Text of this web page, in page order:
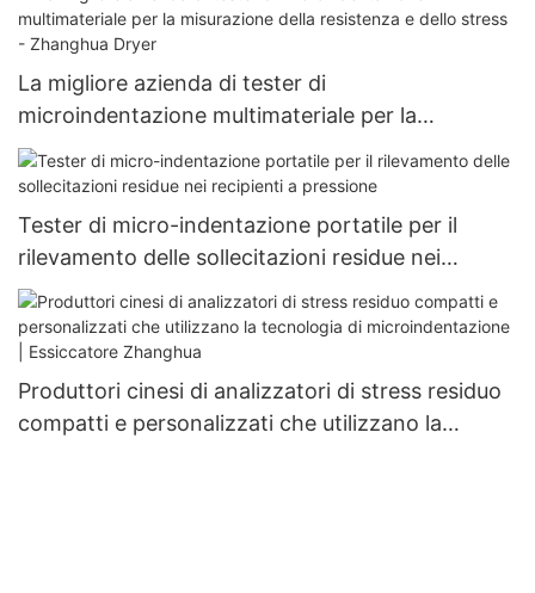
La migliore azienda di tester di
microindentazione multimateriale per la
misurazione della resistenza e dello stress -
Zhanghua Dryer
Tester di micro-indentazione portatile per il
rilevamento delle sollecitazioni residue nei
recipienti a pressione
Produttori cinesi di analizzatori di stress residuo
compatti e personalizzati che utilizzano la